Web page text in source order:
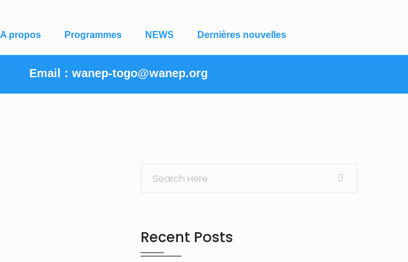
A propos Programmes NEWS Dernières nouvelles
Email : wanep-togo@wanep.org
Recent Posts